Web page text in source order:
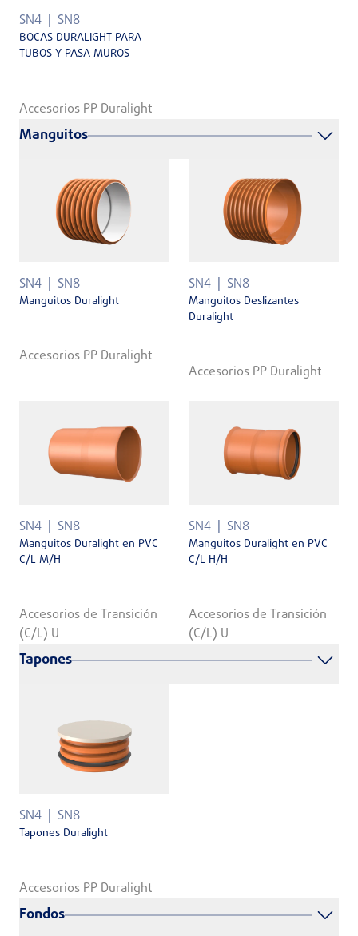
SN4 SN8
BOCAS DURALIGHT PARA
TUBOS Y PASA MUROS
Accesorios PP Duralight
Manguitos
SN4 SN8
Manguitos Duralight
Accesorios PP Duralight
SN4 SN8
Manguitos Deslizantes
Duralight
Accesorios PP Duralight
SN4 SN8
Manguitos Duralight en PVC
C/L M/H
Accesorios de Transición
(C/L) U
SN4 SN8
Manguitos Duralight en PVC
C/L H/H
Accesorios de Transición
(C/L) U
Tapones
SN4 SN8
Tapones Duralight
Accesorios PP Duralight
Fondos